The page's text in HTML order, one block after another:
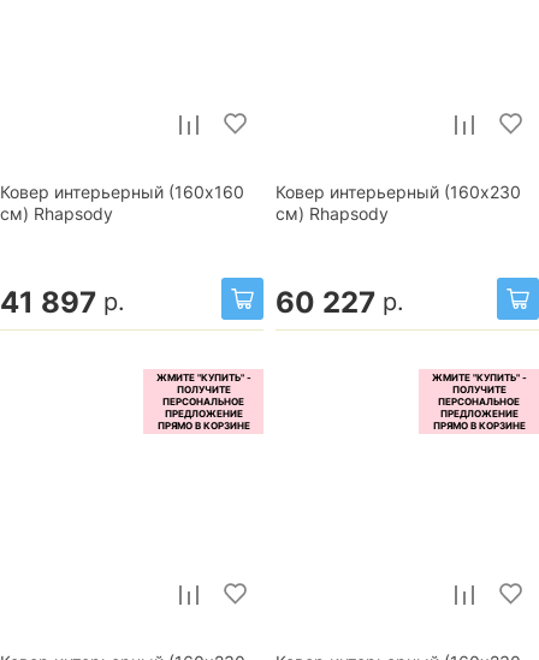
Ковер интерьерный (160x160
см) Rhapsody
41 897 р.
Ковер интерьерный (160x230
см) Rhapsody
60 227 р.